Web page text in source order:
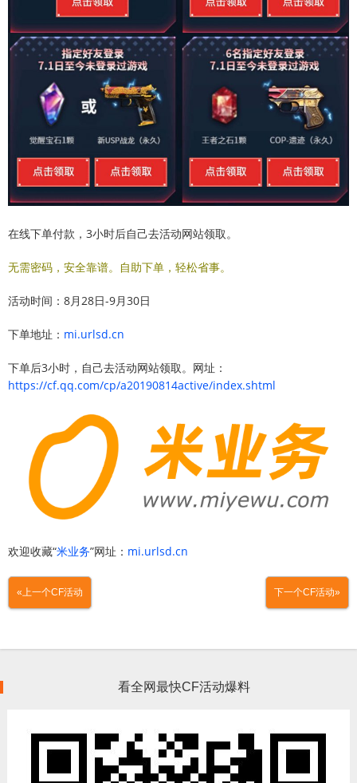
在线下单付款，3小时后自己去活动网站领取。
无需密码，安全靠谱。自助下单，轻松省事。
活动时间：8月28日-9月30日
下单地址： mi.urlsd.cn
下单后3小时，自己去活动网站领取。网址：
https://cf.qq.com/cp/a20190814active/index.shtml
欢迎收藏“米业务”网址： mi.urlsd.cn
«上一个CF活动 下一个CF活动»
看全网最快CF活动爆料